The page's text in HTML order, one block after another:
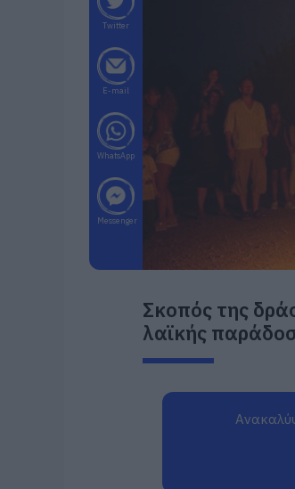
Twitter
E-mail
WhatsApp
Messenger
Σκοπός της
λαϊκής